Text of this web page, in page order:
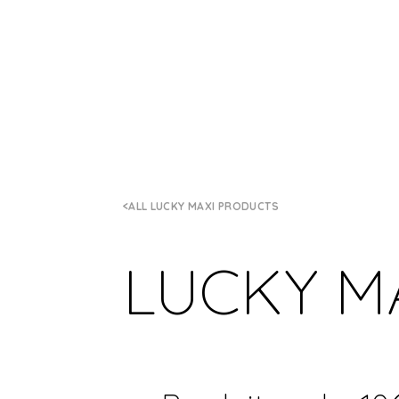
ALL LUCKY MAXI PRODUCTS
LUCKY